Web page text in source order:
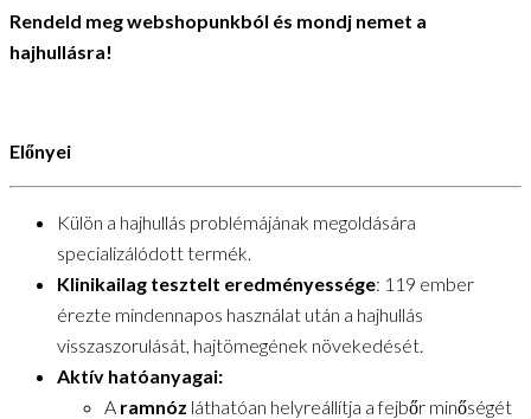
Rendeld meg webshopunkból és mondj nemet a
hajhullásra!
Előnyei
Külön a hajhullás problémájának megoldására
specializálódott termék.
Klinikailag tesztelt eredményessége: 119 ember
érezte mindennapos használat után a hajhullás
visszaszorulását, hajtömegének növekedését.
Aktív hatóanyagai:
A ramnóz láthatóan helyreállítja a fejbőr minőségét